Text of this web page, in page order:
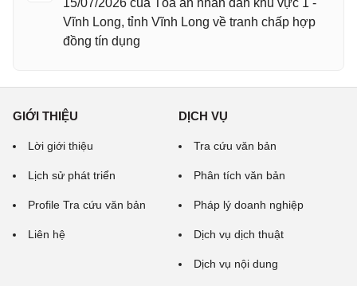
15/07/2026 của Tòa án nhân dân khu vực 1 -
Vĩnh Long, tỉnh Vĩnh Long về tranh chấp hợp
đồng tín dụng
GIỚI THIỆU
Lời giới thiệu
Lịch sử phát triển
Profile Tra cứu văn bản
Liên hệ
DỊCH VỤ
Tra cứu văn bản
Phân tích văn bản
Pháp lý doanh nghiệp
Dịch vụ dịch thuật
Dịch vụ nội dung